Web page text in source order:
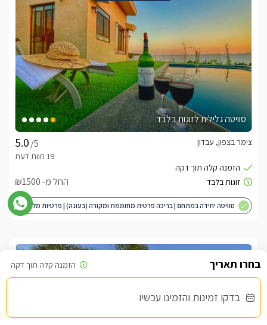
בדקו זמינות והזמינו עכשיו
סוויטה גלילית לזוגות בלבד
/5
צימר בצפון, עבדון
החל מ- ₪1500
סוויטה יחידה במתחם | בריכה פרטית מחוממת ומקורה (בעונה) | פרטיות מלאה